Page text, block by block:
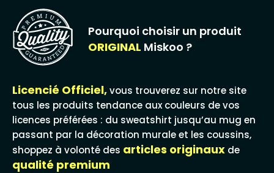
Pourquoi choisir un produit
ORIGINAL Miskoo ?
Licencié Officiel,vous trouverez sur notre site
tous les produits tendance aux couleurs de vos
licences préférées : du sweatshirt jusqu’au mug en
passant par la décoration murale et les coussins,
shoppez à volonté des articles originaux de
qualité premium